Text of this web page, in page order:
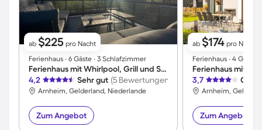
ab $225 pro Nacht
Ferienhaus ∙ 6 Gäste ∙ 3 Schlafzimmer
Ferienhaus mit Whirlpool, Grill und Sauna | Meerblick
4,2
Sehr gut (5 Bewertungen)
Arnheim, Gelderland, Niederlande
Zum Angebot
ab $174 pro Nacht
Ferienhaus ∙ 4 Gäste
3,7 Gut
Arnheim,
Zum Angebot